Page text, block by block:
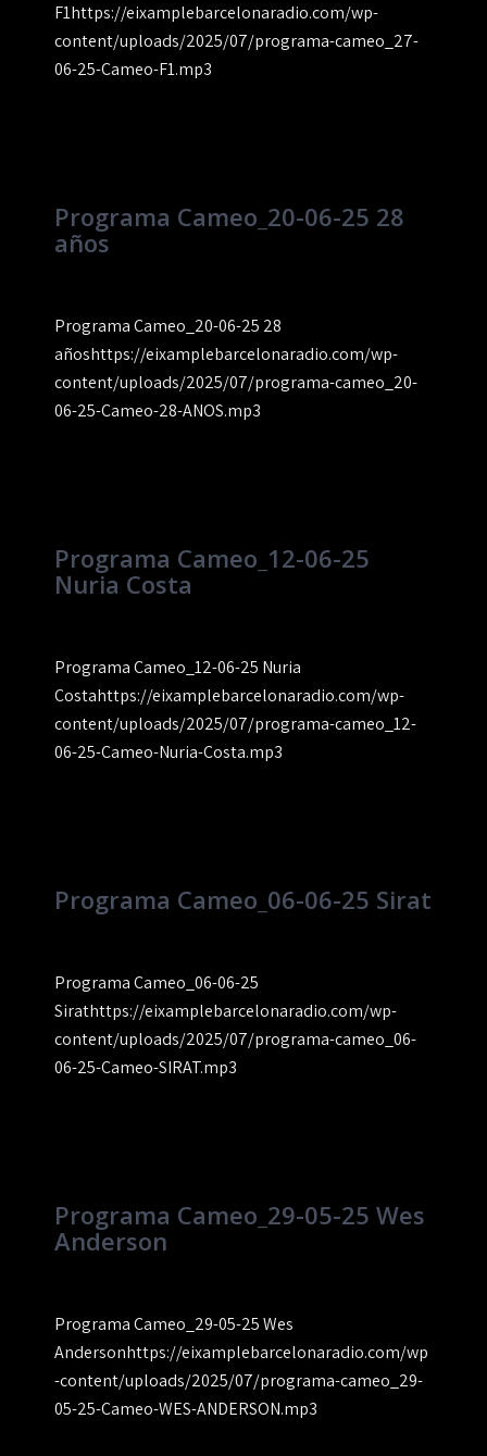
F1https://eixamplebarcelonaradio.com/wp-
content/uploads/2025/07/programa-cameo_27-
06-25-Cameo-F1.mp3
Programa Cameo_20-06-25 28
años
Programa Cameo_20-06-25 28
añoshttps://eixamplebarcelonaradio.com/wp-
content/uploads/2025/07/programa-cameo_20-
06-25-Cameo-28-ANOS.mp3
Programa Cameo_12-06-25
Nuria Costa
Programa Cameo_12-06-25 Nuria
Costahttps://eixamplebarcelonaradio.com/wp-
content/uploads/2025/07/programa-cameo_12-
06-25-Cameo-Nuria-Costa.mp3
Programa Cameo_06-06-25 Sirat
Programa Cameo_06-06-25
Sirathttps://eixamplebarcelonaradio.com/wp-
content/uploads/2025/07/programa-cameo_06-
06-25-Cameo-SIRAT.mp3
Programa Cameo_29-05-25 Wes
Anderson
Programa Cameo_29-05-25 Wes
Andersonhttps://eixamplebarcelonaradio.com/wp
-content/uploads/2025/07/programa-cameo_29-
05-25-Cameo-WES-ANDERSON.mp3